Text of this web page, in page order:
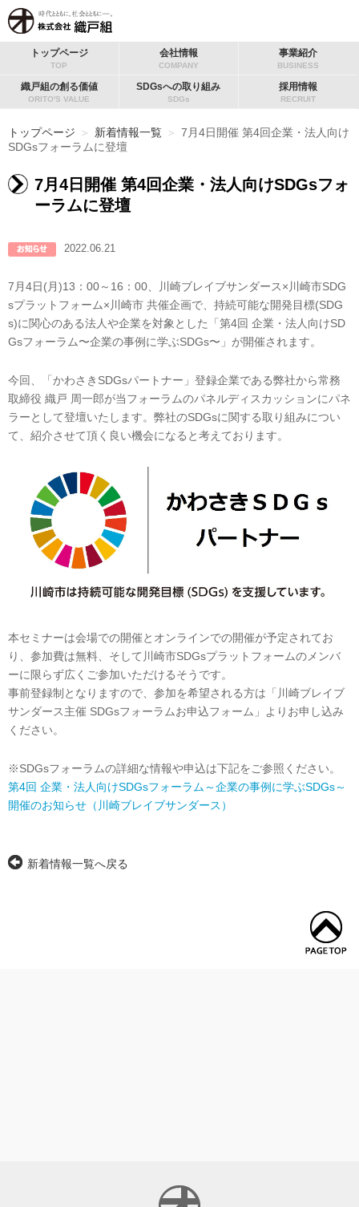
トップページ
TOP
会社情報
COMPANY
事業紹介
BUSINESS
織戸組の創る価値
ORITO'S VALUE
SDGsへの取り組み
SDGs
採用情報
RECRUIT
トップページ ＞ 新着情報一覧 ＞ 7月4日開催 第4回企業・法人向け
SDGsフォーラムに登壇
7月4日開催 第4回企業・法人向けSDGsフォ
ーラムに登壇
2022.06.21
7月4日(月)13：00～16：00、川崎ブレイブサンダース×川崎市SDG
sプラットフォーム×川崎市 共催企画で、持続可能な開発目標(SDG
s)に関心のある法人や企業を対象とした「第4回 企業・法人向けSD
Gsフォーラム〜企業の事例に学ぶSDGs〜」が開催されます。
今回、「かわさきSDGsパートナー」登録企業である弊社から常務
取締役 織戸 周一郎が当フォーラムのパネルディスカッションにパネ
ラーとして登壇いたします。弊社のSDGsに関する取り組みについ
て、紹介させて頂く良い機会になると考えております。
本セミナーは会場での開催とオンラインでの開催が予定されてお
り、参加費は無料、そして川崎市SDGsプラットフォームのメンバ
ーに限らず広くご参加いただけるそうです。
事前登録制となりますので、参加を希望される方は「川崎ブレイブ
サンダース主催 SDGsフォーラムお申込フォーム」よりお申し込み
ください。
※SDGsフォーラムの詳細な情報や申込は下記をご参照ください。
第4回 企業・法人向けSDGsフォーラム～企業の事例に学ぶSDGs～
開催のお知らせ（川崎ブレイブサンダース）
新着情報一覧へ戻る